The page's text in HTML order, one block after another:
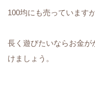
100均にも売っています
長く遊びたいならお金
けましょう。